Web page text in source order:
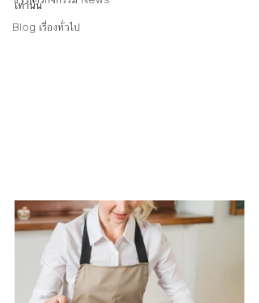
Blog เรื่องทั่วไป
เท่านั้น